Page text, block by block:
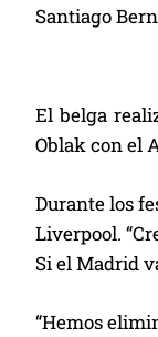
Santiago
El belga
Oblak con el
Durante los
Liverpool.
Si el Madrid
“Hemos